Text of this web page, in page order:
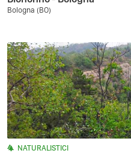
Bologna (BO)
NATURALISTICI